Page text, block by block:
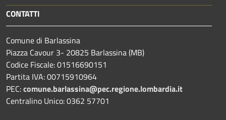
CONTATTI
Comune di Barlassina
Piazza Cavour 3- 20825 Barlassina (MB)
Codice Fiscale: 01516690151
Partita IVA: 00715910964
PEC:comune.barlassina@pec.regione.lombardia.it
Centralino Unico: 0362 57701